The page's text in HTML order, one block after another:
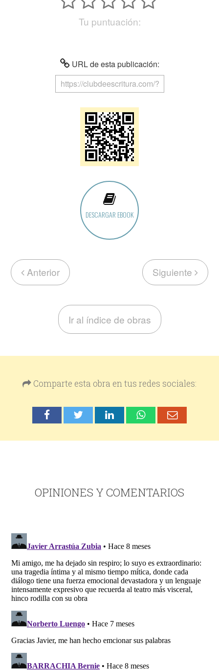
Tu puntuación:
URL de esta publicación:
DESCARGAR EBOOK
Anterior Siguiente
Ir al índice de obras
Comparte esta obra en tus redes sociales:
OPINIONES Y COMENTARIOS